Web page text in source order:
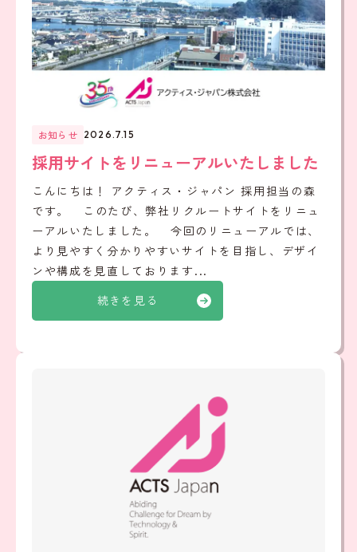
続きを見る
お知らせ 2026.7.15
採用サイトをリニューアルいたしました
こんにちは！ アクティス・ジャパン 採用担当の森
です。 このたび、弊社リクルートサイトをリニュ
ーアルいたしました。 今回のリニューアルでは、
より見やすく分かりやすいサイトを目指し、デザイ
ンや構成を見直しております...